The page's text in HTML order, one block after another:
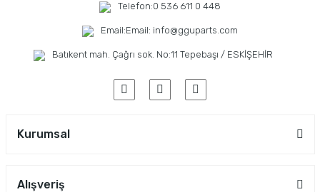
Telefon:0 536 611 0 448
Email:Email: info@gguparts.com
Batıkent mah. Çağrı sok. No:11 Tepebaşı / ESKİŞEHİR
Kurumsal
Alışveriş